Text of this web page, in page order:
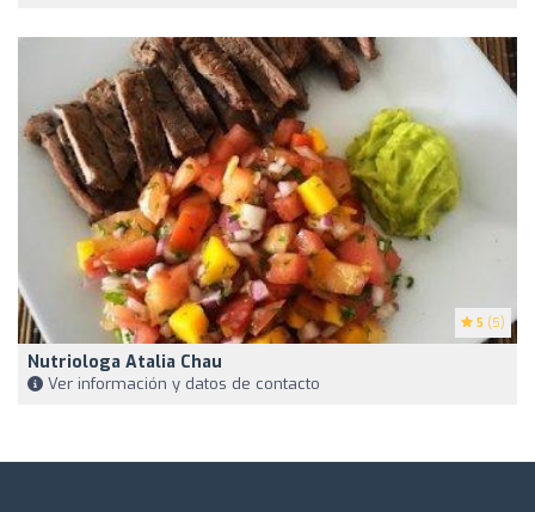
5 (5)
Nutriologa Atalia Chau
Ver información y datos de contacto